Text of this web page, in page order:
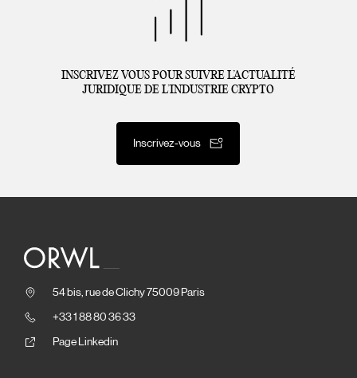
INSCRIVEZ VOUS POUR SUIVRE L’ACTUALITÉ
JURIDIQUE DE L’INDUSTRIE CRYPTO
Inscrivez-vous
54 bis, rue de Clichy 75009 Paris
+33 1 88 80 36 33
Page Linkedin